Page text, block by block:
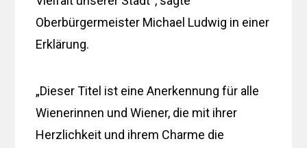
Oberbürgermeister Michael Ludwig in einer
Erklärung.
„Dieser Titel ist eine Anerkennung für alle
Wienerinnen und Wiener, die mit ihrer
Herzlichkeit und ihrem Charme die